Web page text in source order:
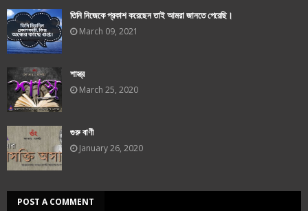
তিনি নিজেকে প্রকাশ করেছেন তাই আমরা জানতে পেরেছি।
March 09, 2021
শাস্ত্র
March 25, 2020
গুরু বাণী
January 26, 2020
POST A COMMENT